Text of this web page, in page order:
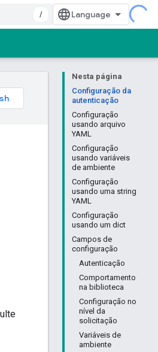
/
Nesta página
Configuração da
autenticação
Configuração
usando arquivo
YAML
Configuração
usando variáveis
de ambiente
Configuração
usando uma string
YAML
Configuração
usando um dict
Campos de
configuração
Autenticação
Comportamento
na biblioteca
Configuração no
nível da
solicitação
Variáveis de
ambiente